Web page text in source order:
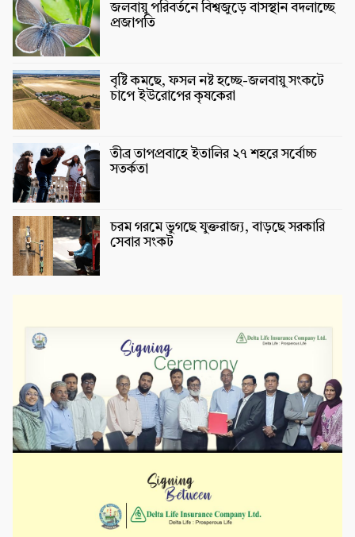
জলবায়ু পরিবর্তনে বিশ্বজুড়ে বাসস্থান বদলাচ্ছে
প্রজাপতি
বৃষ্টি কমছে, ফসল নষ্ট হচ্ছে-জলবায়ু সংকটে
চাপে ইউরোপের কৃষকেরা
তীব্র তাপপ্রবাহে ইতালির ২৭ শহরে সর্বোচ্চ
সতর্কতা
চরম গরমে ভুগছে যুক্তরাজ্য, বাড়ছে সরকারি
সেবার সংকট